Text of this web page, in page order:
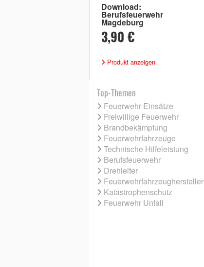
Download:
Berufsfeuerwehr
Magdeburg
3,90 €
Produkt anzeigen
Top-Themen
Feuerwehr Einsätze
Freiwillige Feuerwehr
Brandbekämpfung
Feuerwehrfahrzeuge
Technische Hilfeleistung
Berufsfeuerwehr
Drehleiter
Feuerwehrfahrzeughersteller
Katastrophenschutz
Feuerwehr Unfall